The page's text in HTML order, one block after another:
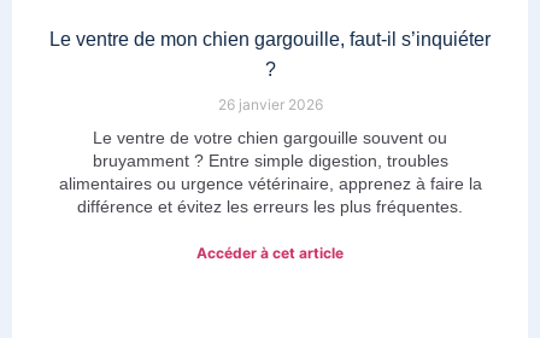
Le ventre de mon chien gargouille, faut-il s’inquiéter
?
26 janvier 2026
Le ventre de votre chien gargouille souvent ou
bruyamment ? Entre simple digestion, troubles
alimentaires ou urgence vétérinaire, apprenez à faire la
différence et évitez les erreurs les plus fréquentes.
Accéder à cet article